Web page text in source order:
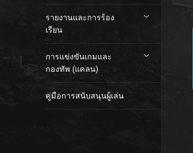
รายงานและการร้อง
เรียน
การแข่งขันเกมและ
กองทัพ (แคลน)
คู่มือการสนับสนุนผู้เล่น